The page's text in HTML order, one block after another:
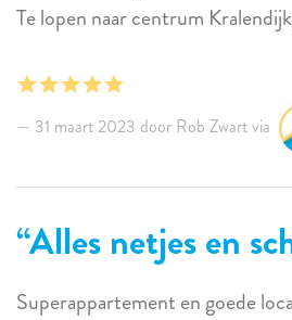
Te lopen naar centrum
Strand aan de overkant van de
Gewoon een heel fijn en prettig
31 maart 2023 door Rob Zwart via
Alles netjes en
Superappartement en goede